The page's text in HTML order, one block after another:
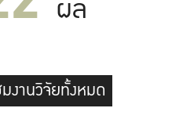
ผล
งานวิจัยทั้งหมด